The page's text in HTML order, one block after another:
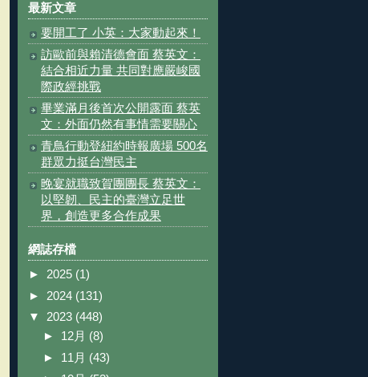
最新文章
要開工了 小英：大家動起來！
訪歐前與賴清德會面 蔡英文：
結合相近力量 共同對應嚴峻國
際政經挑戰
畢業滿月後首次公開露面 蔡英
文：外面仍然有事情需要關心
青鳥行動登紐約時報廣場 500名
群眾力挺台灣民主
晚宴就職致賀團團長 蔡英文：
以堅韌、民主的臺灣立足世
界，創造更多合作成果
網誌存檔
► 2025 (1)
► 2024 (131)
▼ 2023 (448)
► 12月 (8)
► 11月 (43)